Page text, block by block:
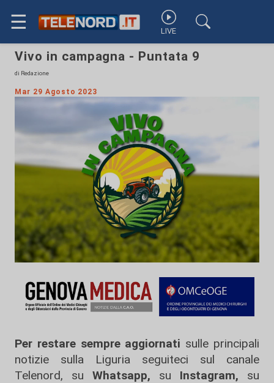
☰ LIVE
Vivo in campagna - Puntata 9
di Redazione
Mar 29 Agosto 2023
Per restare sempre aggiornati sulle principali
notizie sulla Liguria seguiteci sul canale
Telenord, su
Whatsapp, su Instagram, su